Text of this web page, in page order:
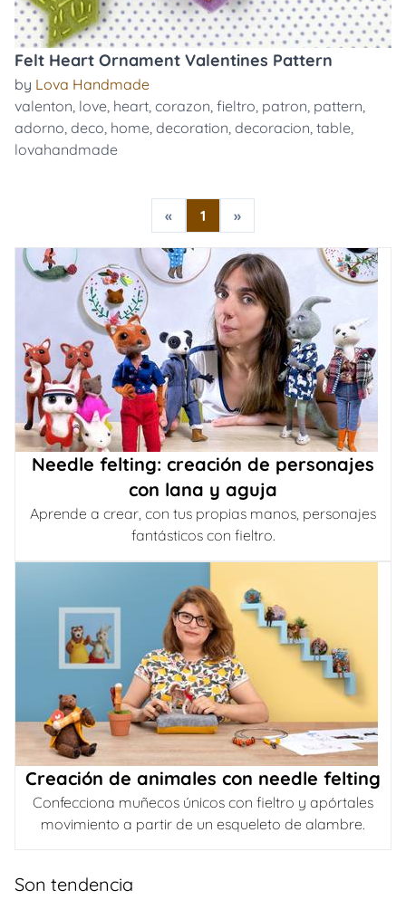
Felt Heart Ornament Valentines Pattern
by Lova Handmade
valenton, love, heart, corazon, fieltro, patron, pattern,
adorno, deco, home, decoration, decoracion, table,
lovahandmade
« 1 »
Needle felting: creación de personajes
con lana y aguja
Aprende a crear, con tus propias manos, personajes
fantásticos con fieltro.
Creación de animales con needle felting
Confecciona muñecos únicos con fieltro y apórtales
movimiento a partir de un esqueleto de alambre.
Son tendencia